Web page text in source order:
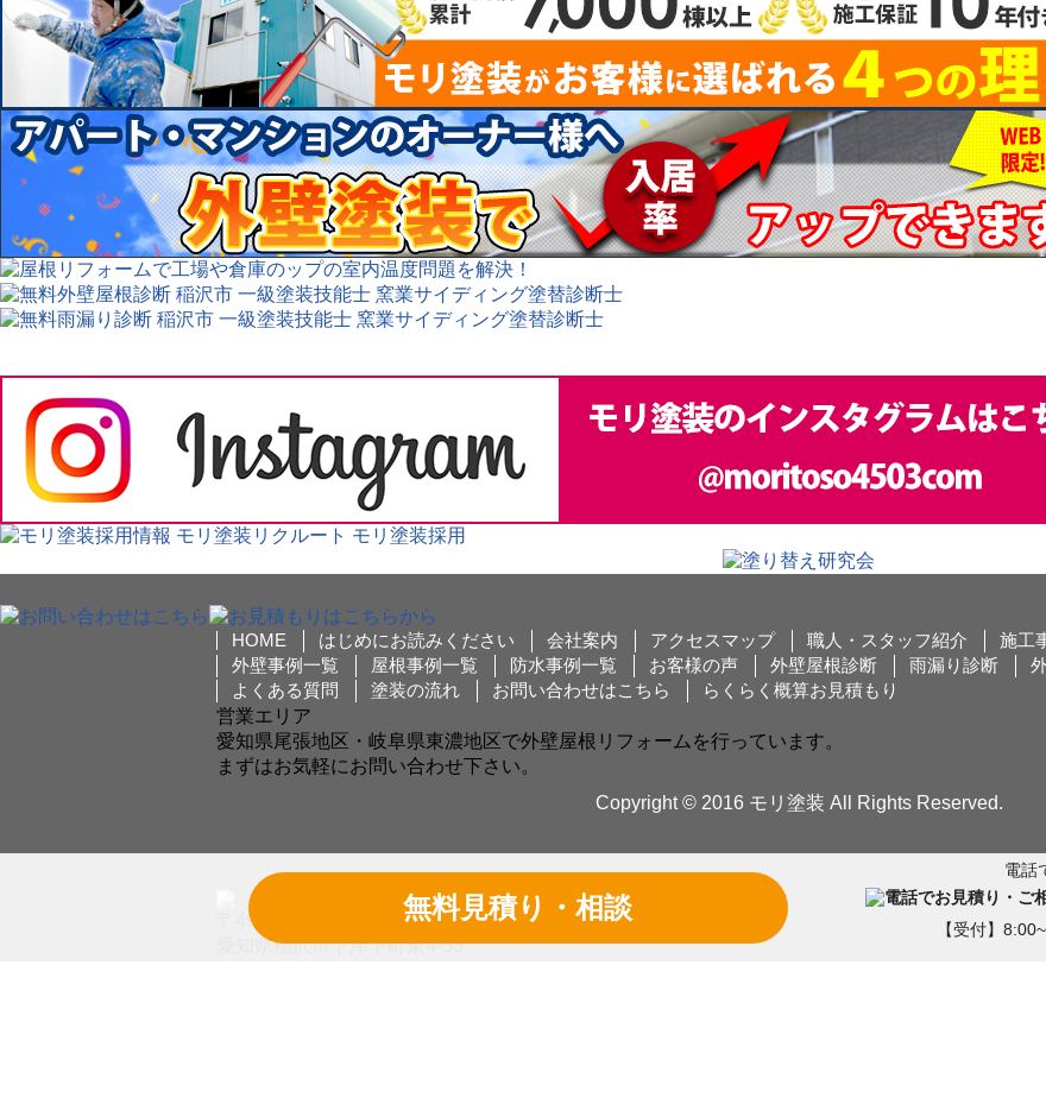
無料見積り・相談
電話
【受付】
HOME はじめにお読みください 会社案内 アクセスマップ 職人・スタッフ紹介 施工
外壁事例一覧
屋根事例一覧 防水事例一覧 お客様の声 外壁屋根診断 雨漏り診断
よくある質問
塗装の流れ お問い合わせはこちら らくらく概算お見積もり
営業エリア
愛知県尾張地区・岐阜県東濃地区で外壁屋根リフォームを行っています。
まずはお気軽にお問い合わせ下さい。
Copyright © 2016 モリ塗装 All Rights Reserved.
〒492-8074
愛知県稲沢市下津下町東4-53